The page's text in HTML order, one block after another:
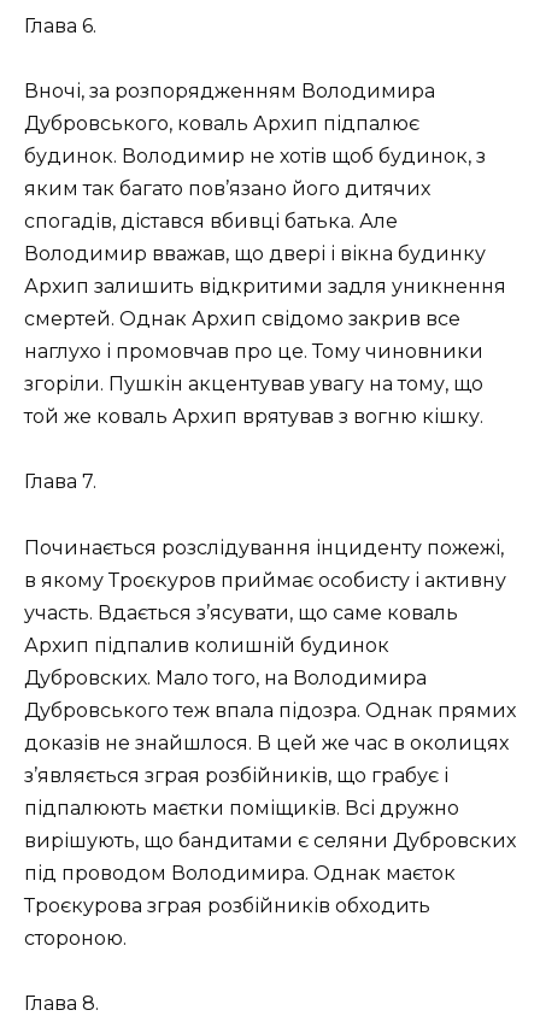
Глава 6.
Вночі, за розпорядженням Володимира
Дубровського, коваль Архип підпалює
будинок. Володимир не хотів щоб будинок, з
яким так багато пов’язано його дитячих
спогадів, дістався вбивці батька. Але
Володимир вважав, що двері і вікна будинку
Архип залишить відкритими задля уникнення
смертей. Однак Архип свідомо закрив все
наглухо і промовчав про це. Тому чиновники
згоріли. Пушкін акцентував увагу на тому, що
той же коваль Архип врятував з вогню кішку.
Глава 7.
Починається розслідування інциденту пожежі,
в якому Троєкуров приймає особисту і активну
участь. Вдається з’ясувати, що саме коваль
Архип підпалив колишній будинок
Дубровских. Мало того, на Володимира
Дубровського теж впала підозра. Однак прямих
доказів не знайшлося. В цей же час в околицях
з’являється зграя розбійників, що грабує і
підпалюють маєтки поміщиків. Всі дружно
вирішують, що бандитами є селяни Дубровских
під проводом Володимира. Однак маєток
Троєкурова зграя розбійників обходить
стороною.
Глава 8.